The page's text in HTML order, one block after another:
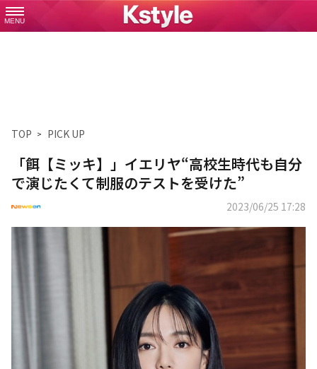
MENU
TOP PICK UP
「餌【ミッキ】」イエリヤ“高校生時代も自分
で演じたくて制服のテストを受けた”
2023/06/25 17:28